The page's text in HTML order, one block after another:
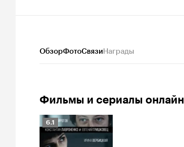
ОбзорФотоСвязиНаграды
Фильмы и сериалы онлайн
Рейтинг
Кинопоиска
6.1
6.1